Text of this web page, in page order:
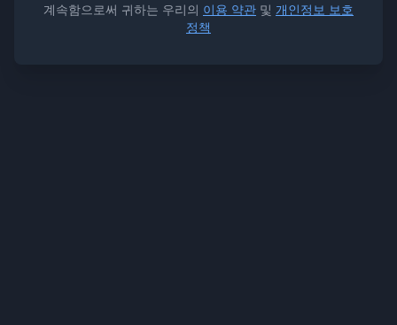
계속함으로써 귀하는 우리의 이용 약관 및 개인정보 보호
정책